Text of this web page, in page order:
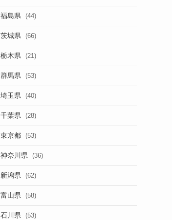
福島県 (44)
茨城県 (66)
栃木県 (21)
群馬県 (53)
埼玉県 (40)
千葉県 (28)
東京都 (53)
神奈川県 (36)
新潟県 (62)
富山県 (58)
石川県 (53)